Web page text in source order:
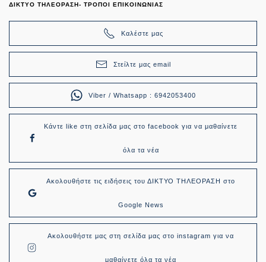
ΔΙΚΤΥΟ ΤΗΛΕΟΡΑΣΗ- ΤΡΟΠΟΙ ΕΠΙΚΟΙΝΩΝΙΑΣ
Καλέστε μας
Στείλτε μας email
Viber / Whatsapp : 6942053400
Κάντε like στη σελίδα μας στο facebook για να μαθαίνετε
όλα τα νέα
Ακολουθήστε τις ειδήσεις του ΔΙΚΤΥΟ ΤΗΛΕΟΡΑΣΗ στο
Google News
Ακολουθήστε μας στη σελίδα μας στο instagram για να
μαθαίνετε όλα τα νέα